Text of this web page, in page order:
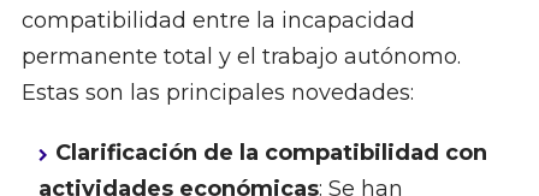
compatibilidad entre la incapacidad
permanente total y el trabajo autónomo.
Estas son las principales novedades:
Clarificación de la compatibilidad con
actividades económicas: Se han